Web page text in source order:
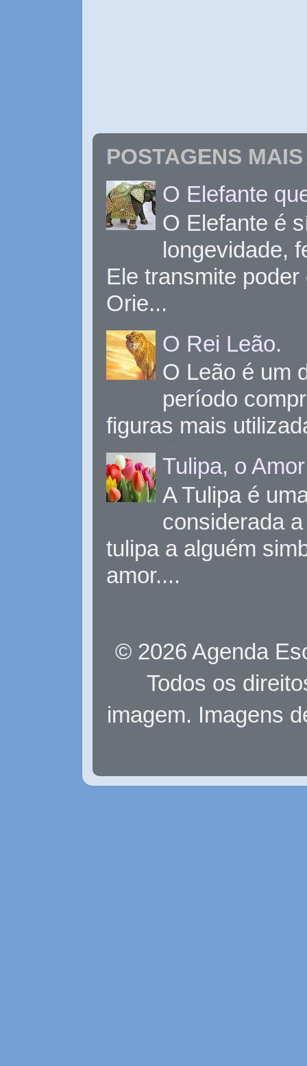
POSTAGENS
O Elefante
O Elefante é
longevidade,
Ele transmite
Orie...
O Rei Leão.
O Leão é um
período
figuras mais
Tulipa, o
A Tulipa é
considerada
tulipa a alguém
amor....
© 2026 Agenda
Todos os
imagem. Imagens